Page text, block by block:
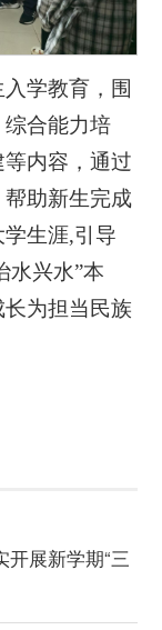
学教育，围
合能力培
内容，通过
助新生完成
生涯,引导
水兴水”本
为担当民族
展新学期“三